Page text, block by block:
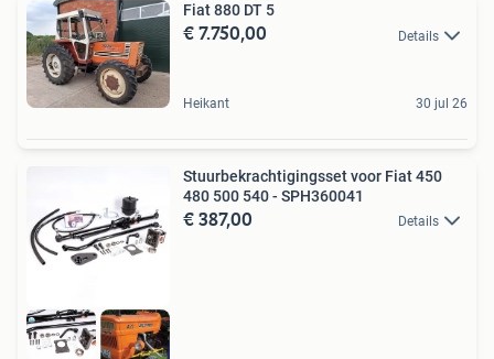
Fiat 880 DT 5
€ 7.750,00 Details
Heikant 30 jul 26
Stuurbekrachtigingsset voor Fiat 450
480 500 540 - SPH360041
€ 387,00 Details